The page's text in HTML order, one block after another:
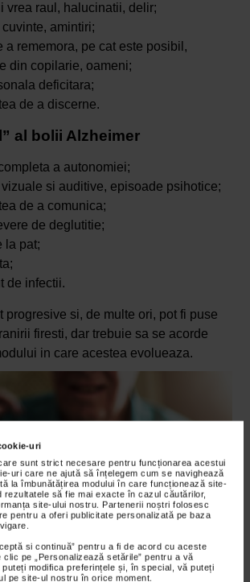
uri
sunt strict necesare pentru funcționarea acestui
uri care ne ajută să înțelegem cum se navighează
la îmbunătățirea modului în care funcționează site-
rezultatele să fie mai exacte în cazul căutărilor,
site-ului nostru. Partenerii noștri folosesc
pentru a oferi publicitate personalizată pe baza
si continuă” pentru a fi de acord cu aceste
pe „Personalizează setările” pentru a vă
modifica preferințele și, în special, vă puteți
pe site-ul nostru în orice moment.
vrea raul, halucinatii, delir;
amintiri;
a rememora, pe cat este posibil,
din copilarie, oameni;
deficitara;
de a discerne.
al bolii Alzheimer
a autonomiei;
si auditive, episoade psihotice;
de a comunica;
de deglutitie;
la pat;
de infectii.
progresive si, de multe ori, pot fi puse
firesti, dar trebuie sa se acorde
in care acestea evolueaza.